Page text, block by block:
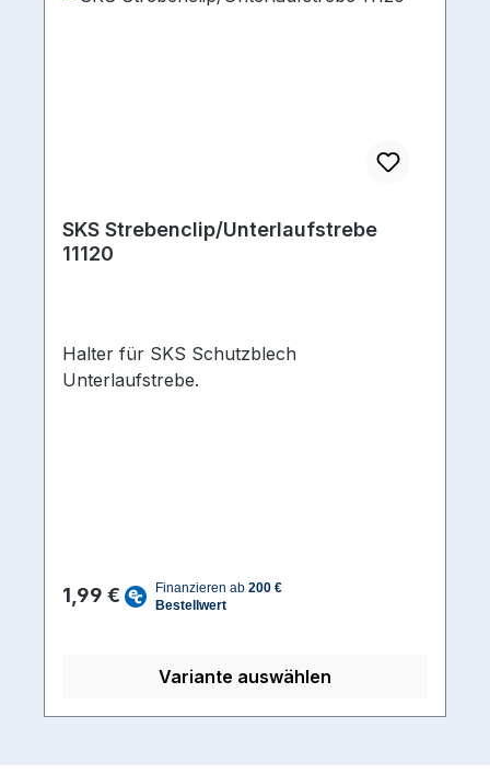
SKS Strebenclip/Unterlaufstrebe
11120
Halter für SKS Schutzblech
Unterlaufstrebe.
1,99 €
Variante auswählen